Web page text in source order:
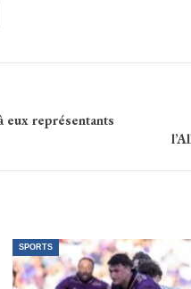
eux représentants
SPORTS